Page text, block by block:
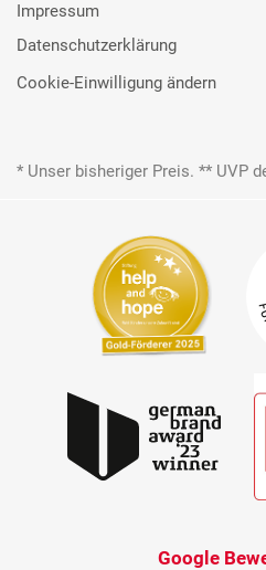
Impressum
Datenschutzerklärung
Cookie-Einwilligung ändern
* Unser bisheriger Preis. ** UVP
Google